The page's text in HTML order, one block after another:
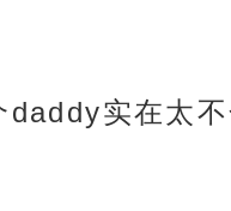
实在太不